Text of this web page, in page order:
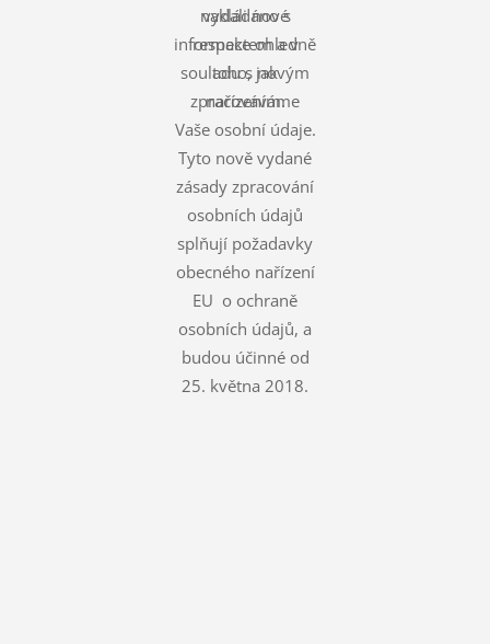
nakládáno s
respektem a v
souladu s novým
nařízením.
vydali nové
informace ohledně
toho, jak
zpracováváme
Vaše osobní údaje.
Tyto nově vydané
zásady zpracování
osobních údajů
splňují požadavky
obecného nařízení
EU o ochraně
osobních údajů, a
budou účinné od
25. května 2018.